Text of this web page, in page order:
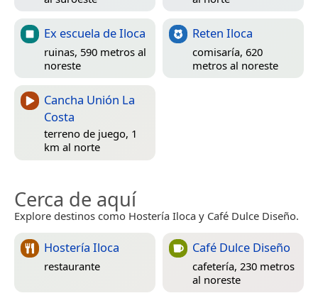
Ex escuela de Iloca
ruinas, 590 metros al
noreste
Reten Iloca
comisaría, 620
metros al noreste
Cancha Unión La
Costa
terreno de juego, 1
km al norte
Cerca de aquí
Explore destinos como Hostería Iloca y Café Dulce Diseño.
Hostería Iloca
restaurante
Café Dulce Diseño
cafetería, 230 metros
al noreste